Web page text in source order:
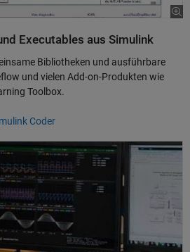
Executables aus Simulink
Bibliotheken und ausführbare
und vielen Add-on-Produkten wie
Toolbox.
Coder